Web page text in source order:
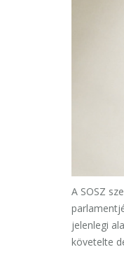
A SOSZ
jelenlegi
követelte